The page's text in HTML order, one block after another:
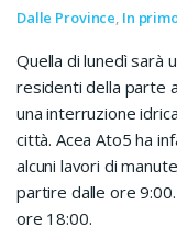
Dalle Province, In
Quella di lunedì sarà
residenti della parte
una interruzione
città. Acea Ato5 ha
alcuni lavori di
partire dalle ore
ore 18:00.